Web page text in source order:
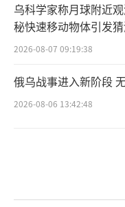
乌科学家称月球附近
秘快速移动物体引发
2026-08-07 09:19:38
俄乌战事进入新阶段
2026-08-06 13:42:48